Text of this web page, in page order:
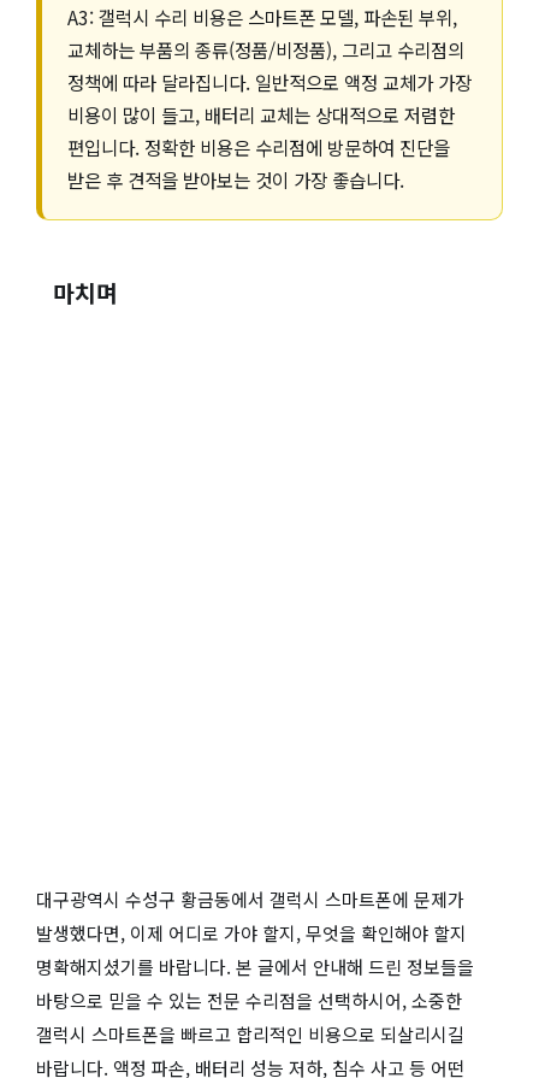
A3: 갤럭시 수리 비용은 스마트폰 모델, 파손된 부위,
교체하는 부품의 종류(정품/비정품), 그리고 수리점의
정책에 따라 달라집니다. 일반적으로 액정 교체가 가장
비용이 많이 들고, 배터리 교체는 상대적으로 저렴한
편입니다. 정확한 비용은 수리점에 방문하여 진단을
받은 후 견적을 받아보는 것이 가장 좋습니다.
마치며
대구광역시 수성구 황금동에서 갤럭시 스마트폰에 문제가
발생했다면, 이제 어디로 가야 할지, 무엇을 확인해야 할지
명확해지셨기를 바랍니다. 본 글에서 안내해 드린 정보들을
바탕으로 믿을 수 있는 전문 수리점을 선택하시어, 소중한
갤럭시 스마트폰을 빠르고 합리적인 비용으로 되살리시길
바랍니다. 액정 파손, 배터리 성능 저하, 침수 사고 등 어떤